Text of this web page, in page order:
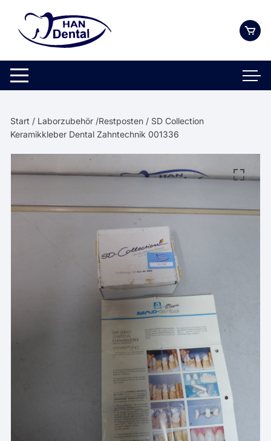
springen
Start / Laborzubehör /Restposten / SD Collection
Keramikkleber Dental Zahntechnik 001336